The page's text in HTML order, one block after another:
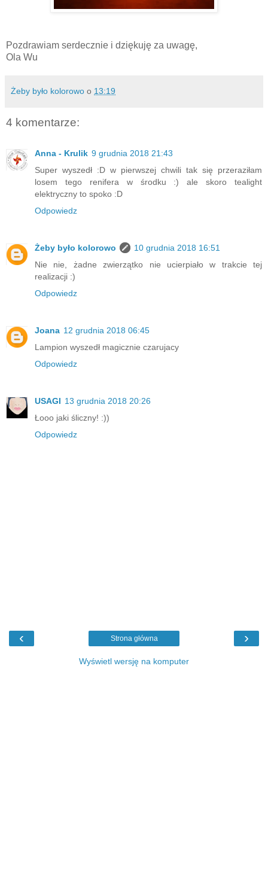
Pozdrawiam serdecznie i dziękuję za uwagę,
Ola Wu
Żeby było kolorowo o 13:19
4 komentarze:
Anna - Krulik 9 grudnia 2018 21:43
Super wyszedł :D w pierwszej chwili tak się przeraziłam
losem tego renifera w środku :) ale skoro tealight
elektryczny to spoko :D
Odpowiedz
Żeby było kolorowo
10 grudnia 2018 16:51
Nie nie, żadne zwierzątko nie ucierpiało w trakcie tej
realizacji :)
Odpowiedz
Joana 12 grudnia 2018 06:45
Lampion wyszedł magicznie czarujacy
Odpowiedz
USAGI 13 grudnia 2018 20:26
Łooo jaki śliczny! :))
Odpowiedz
‹ ›
Strona główna
Wyświetl wersję na komputer